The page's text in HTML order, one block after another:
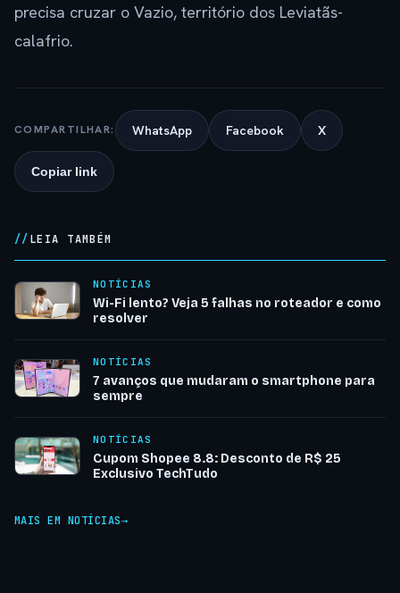
precisa cruzar o Vazio, território dos Leviatãs-
calafrio.
COMPARTILHAR: WhatsApp Facebook X
Copiar link
LEIA TAMBÉM
NOTÍCIAS
Wi-Fi lento? Veja 5 falhas no roteador e como
resolver
NOTÍCIAS
7 avanços que mudaram o smartphone para
sempre
NOTÍCIAS
Cupom Shopee 8.8: Desconto de R$ 25
Exclusivo TechTudo
MAIS EM NOTÍCIAS